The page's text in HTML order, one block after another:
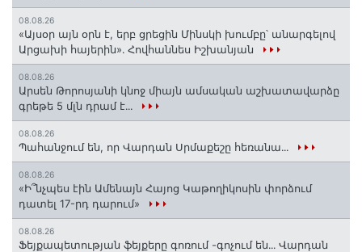
08.08.26
«Այսօր այն օրն է, երբ ցրեցին Մինսկի խումբը՝ անարգելով
Արցախի հայերին»․ Հովհաննես Իշխանյան
08.08.26
Արսեն Թորոսյանի կնոջ միայն ամսական աշխատավարձը
գրեթե 5 մլն դրամ է․․․
08.08.26
Պահանջում են, որ Վարդան Սրմաքեշը հեռանա․․․
08.08.26
«Ի՞նչպես էին Ամենայն Հայոց Կաթողիկոսին փորձում
դատել 17-րդ դարում»
08.08.26
Ֆեյքապետության ֆեյքերը գոռում -գոչում են․․․ Վարդան